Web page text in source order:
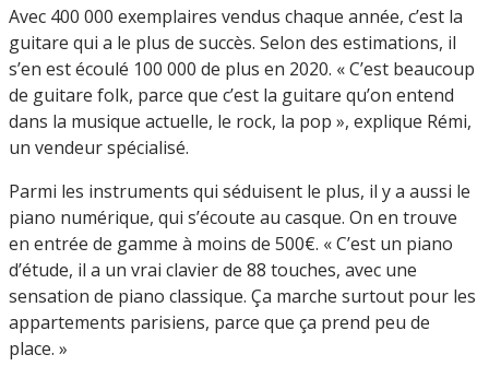
Avec 400 000 exemplaires vendus chaque année, c’est la
guitare qui a le plus de succès. Selon des estimations, il
s’en est écoulé 100 000 de plus en 2020. « C’est beaucoup
de guitare folk, parce que c’est la guitare qu’on entend
dans la musique actuelle, le rock, la pop », explique Rémi,
un vendeur spécialisé.
Parmi les instruments qui séduisent le plus, il y a aussi le
piano numérique, qui s’écoute au casque. On en trouve
en entrée de gamme à moins de 500€. « C’est un piano
d’étude, il a un vrai clavier de 88 touches, avec une
sensation de piano classique. Ça marche surtout pour les
appartements parisiens, parce que ça prend peu de
place. »